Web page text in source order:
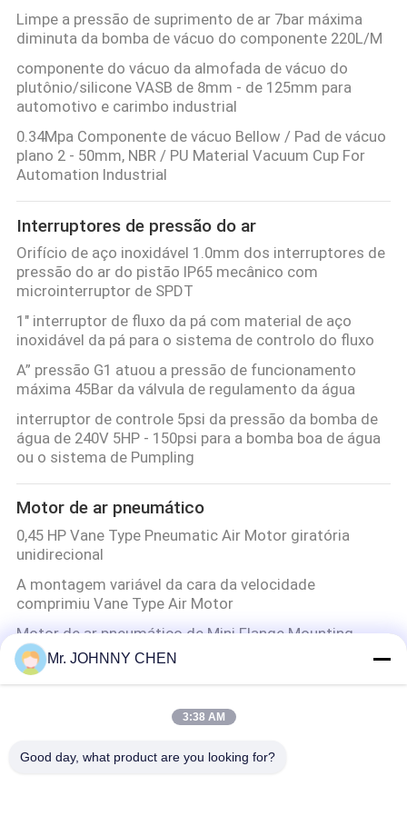
Limpe a pressão de suprimento de ar 7bar máxima
diminuta da bomba de vácuo do componente 220L/M
componente do vácuo da almofada de vácuo do
plutônio/silicone VASB de 8mm - de 125mm para
automotivo e carimbo industrial
0.34Mpa Componente de vácuo Bellow / Pad de vácuo
plano 2 - 50mm, NBR / PU Material Vacuum Cup For
Automation Industrial
Interruptores de pressão do ar
Orifício de aço inoxidável 1.0mm dos interruptores de
pressão do ar do pistão IP65 mecânico com
microinterruptor de SPDT
1" interruptor de fluxo da pá com material de aço
inoxidável da pá para o sistema de controlo do fluxo
A” pressão G1 atuou a pressão de funcionamento
máxima 45Bar da válvula de regulamento da água
interruptor de controle 5psi da pressão da bomba de
água de 240V 5HP - 150psi para a bomba boa de água
ou o sistema de Pumpling
Motor de ar pneumático
0,45 HP Vane Type Pneumatic Air Motor giratória
unidirecional
A montagem variável da cara da velocidade
comprimiu Vane Type Air Motor
Motor de ar pneumático de Mini Flange Mounting
Vane Type
Flange que monta 3000RPM Vane Type Pneumatic Air
Mr. JOHNNY CHEN
3:38 AM
Good day, what product are you looking for?